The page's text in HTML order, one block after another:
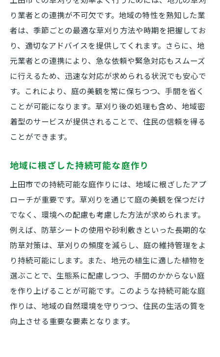
り業者との連携が不可欠です。地域の特性を熟知した業
者は、季節ごとの最適な草刈り方法や時期を把握してお
り、適切なアドバイスを提供してくれます。さらに、地
元業者との連携により、急な依頼や緊急対応もスムーズ
に行えるため、迅速な対応が求められる状況でも安心で
す。これにより、庭の美観を常に保ちつつ、手間を省く
ことが可能になります。草刈り後の処理も含め、地域密
着型のサービスが提供されることで、住民の信頼を得る
ことができます。
地域に根ざした持続可能な庭作り
上田市での持続可能な庭作りには、地域に根ざしたアプ
ローチが重要です。草刈りを通じて庭の美観を保つだけ
でなく、環境への配慮も考慮した方法が求められます。
例えば、防草シートの使用や砂利敷きといった長期的な
防草対策は、草刈りの頻度を減らし、庭の維持管理をよ
り持続可能にします。また、地元の植生に適した植物を
選ぶことで、生態系に配慮しつつ、手間のかからない庭
を作り上げることが可能です。このような持続可能な庭
作りは、地域の自然環境を守りつつ、住民の生活の質を
向上させる重要な要素となります。